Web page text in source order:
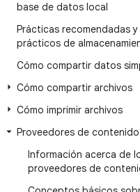
base de datos local
Prácticas recomendadas
prácticos de
Cómo compartir datos
Cómo compartir archivos
Cómo imprimir archivos
Proveedores de contenido
Información acerca de
proveedores de